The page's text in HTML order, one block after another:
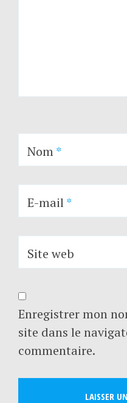
Nom*
E-mail*
Site web
Enregistrer mon
site dans le
commentaire.